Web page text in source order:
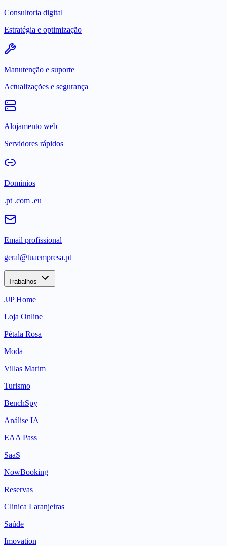
Consultoria digital
Estratégia e optimização
Manutenção e suporte
Actualizações e segurança
Alojamento web
Servidores rápidos
Dominios
.pt .com .eu
Email profissional
geral@tuaempresa.pt
Trabalhos
JJP Home
Loja Online
Pétala Rosa
Moda
Villas Marim
Turismo
BenchSpy
Análise IA
EAA Pass
SaaS
NowBooking
Reservas
Clinica Laranjeiras
Saúde
Imovation